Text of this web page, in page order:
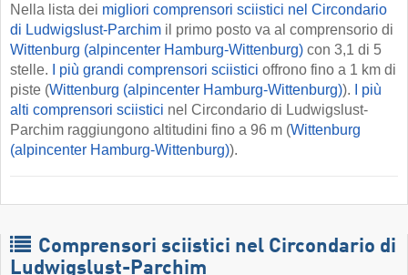
Nella lista dei migliori comprensori sciistici nel Circondario
di Ludwigslust-Parchim il primo posto va al comprensorio di
Wittenburg (alpincenter Hamburg-Wittenburg) con 3,1 di 5
stelle.
I più grandi comprensori sciistici offrono fino a 1 km di
piste (Wittenburg (alpincenter Hamburg-Wittenburg)).
I più
alti comprensori sciistici nel Circondario di Ludwigslust-
Parchim raggiungono altitudini fino a 96 m (Wittenburg
(alpincenter Hamburg-Wittenburg)).
Comprensori sciistici nel Circondario di
Ludwigslust-Parchim